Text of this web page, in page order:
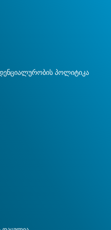
პოლიტიკა